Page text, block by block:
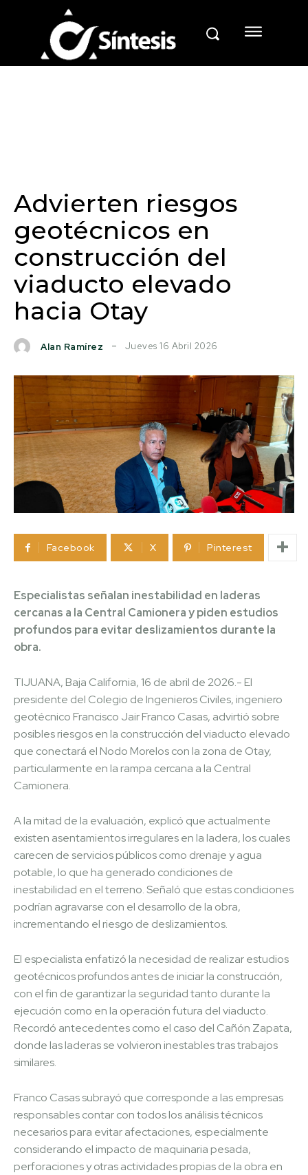
Advierten riesgos
geotécnicos en
construcción del
viaducto elevado
hacia Otay
Alan Ramírez Jueves 16 Abril 2026
Facebook X Pinterest
Especialistas señalan inestabilidad en laderas
cercanas a la Central Camionera y piden estudios
profundos para evitar deslizamientos durante la
obra.
TIJUANA, Baja California, 16 de abril de 2026.- El
presidente del Colegio de Ingenieros Civiles, ingeniero
geotécnico Francisco Jair Franco Casas, advirtió sobre
posibles riesgos en la construcción del viaducto elevado
que conectará el Nodo Morelos con la zona de Otay,
particularmente en la rampa cercana a la Central
Camionera.
A la mitad de la evaluación, explicó que actualmente
existen asentamientos irregulares en la ladera, los cuales
carecen de servicios públicos como drenaje y agua
potable, lo que ha generado condiciones de
inestabilidad en el terreno. Señaló que estas condiciones
podrían agravarse con el desarrollo de la obra,
incrementando el riesgo de deslizamientos.
El especialista enfatizó la necesidad de realizar estudios
geotécnicos profundos antes de iniciar la construcción,
con el fin de garantizar la seguridad tanto durante la
ejecución como en la operación futura del viaducto.
Recordó antecedentes como el caso del Cañón Zapata,
donde las laderas se volvieron inestables tras trabajos
similares.
Franco Casas subrayó que corresponde a las empresas
responsables contar con todos los análisis técnicos
necesarios para evitar afectaciones, especialmente
considerando el impacto de maquinaria pesada,
perforaciones y otras actividades propias de la obra en